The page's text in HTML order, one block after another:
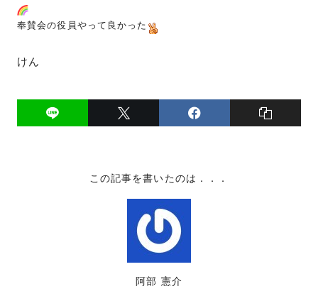
奉賛会の役員やって良かった
けん
この記事を書いたのは．．．
阿部 憲介